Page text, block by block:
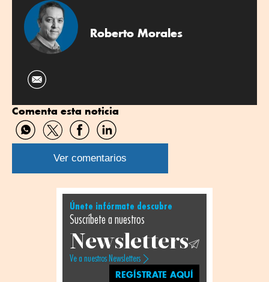
Roberto Morales
Comenta esta noticia
Compartir
por
WhatsApp
Compartir
por
Twitter
Compartir
por
Facebook
Compartir
por
Linkedin
Ver comentarios
Únete infórmate descubre
Suscríbete a nuestros
Newsletters
Ve a nuestros Newsletters
REGÍSTRATE AQUÍ